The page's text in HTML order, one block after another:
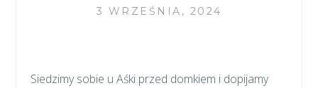
UWAŻAĆ
3 WRZEŚNIA, 2024
Siedzimy sobie u Aśki przed domkiem i dopijamy